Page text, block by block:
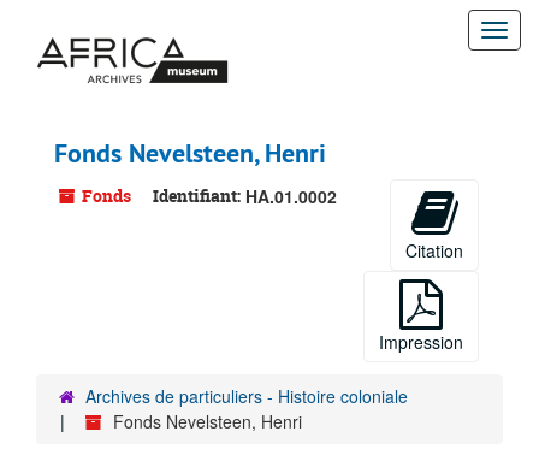
contenu
Fonds Nevelsteen, Henri
Fonds Identifiant: HA.01.0002
Citation
Impression
Archives de particuliers - Histoire coloniale
Fonds Nevelsteen, Henri